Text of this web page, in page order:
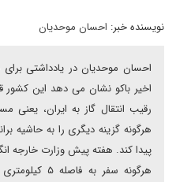
نویسنده خبر: احسان موحدیان
احسان موحدیان در یادداشتی
اخیر باکو نشان می دهد این کشور
رقیب انتقال گاز به ایران،
هرگونه گزینه دیگری را به حاشیه
پیدا کند. هفته پیش وزارت خارجه
هرگونه سفر به